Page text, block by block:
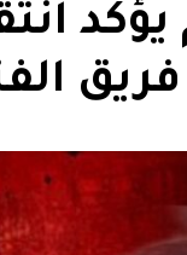
يؤكد
فريق